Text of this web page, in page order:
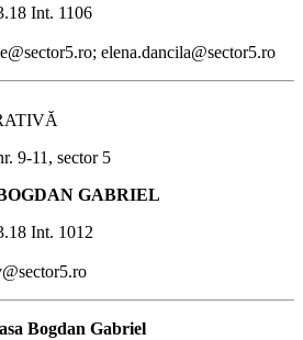
Int. 1106
elena.dancila@sector5.ro
9-11, sector 5
GABRIEL
Int. 1012
Bogdan Gabriel